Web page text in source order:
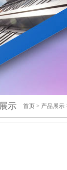
示 首页 > 产品展示